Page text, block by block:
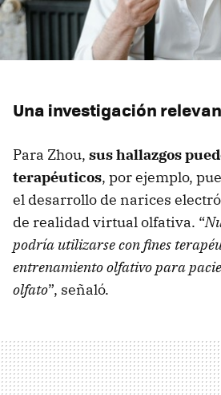
Una investigación
Para Zhou, sus hallazgos
terapéuticos, por ejemplo,
el desarrollo de narices
de realidad virtual olfativa. “
podría utilizarse con fines
entrenamiento olfativo para
olfato”, señaló.